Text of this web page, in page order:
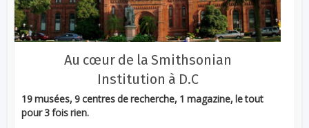
Au cœur de la Smithsonian
Institution à D.C
19 musées, 9 centres de recherche, 1 magazine, le tout
pour 3 fois rien.